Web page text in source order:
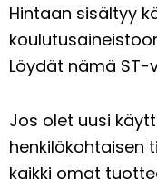
Hintaan sisältyy
Löydät nämä ST-
Jos olet uusi
henkilökohtaisen
kaikki omat